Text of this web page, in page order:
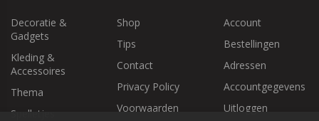
Decoratie &
Gadgets
Kleding &
Accessoires
Thema
Spelletjes
Shop
Tips
Contact
Privacy Policy
Voorwaarden
Account
Bestellingen
Adressen
Accountgegevens
Uitloggen